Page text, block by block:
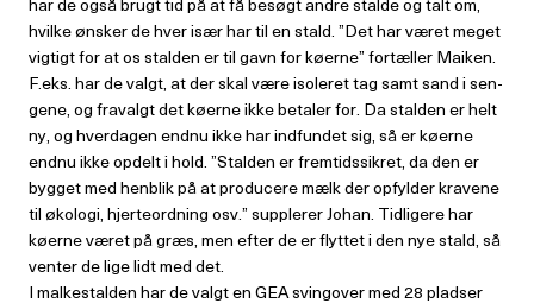
hvilke ønsker de hver især har til en stald. ”Det har været meget
vigtigt for at os stalden er til gavn for køerne” fortæller Maiken.
F.eks. har de valgt, at der skal være isoleret tag samt sand i sen-
gene, og fravalgt det køerne ikke betaler for. Da stalden er helt
ny, og hverdagen endnu ikke har indfundet sig, så er køerne
endnu ikke opdelt i hold. ”Stalden er fremtidssikret, da den er
bygget med henblik på at producere mælk der opfylder kravene
til økologi, hjerteordning osv.” supplerer Johan. Tidligere har
køerne været på græs, men efter de er flyttet i den nye stald, så
venter de lige lidt med det.
I malkestalden har de valgt en GEA svingover med 28 pladser